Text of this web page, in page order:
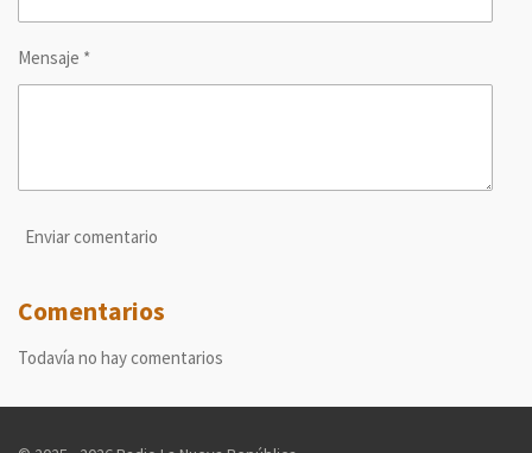
Mensaje *
Enviar comentario
Comentarios
Todavía no hay comentarios